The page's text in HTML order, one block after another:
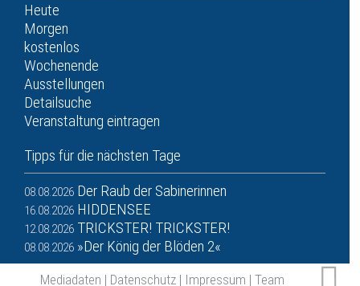
Heute
Morgen
kostenlos
Wochenende
Ausstellungen
Detailsuche
Veranstaltung eintragen
Tipps für die nächsten Tage
08.08.2026 Der Raub der Sabinerinnen
16.08.2026 HIDDENSEE
12.08.2026 TRICKSTER! TRICKSTER!
08.08.2026 »Der König der Blöden 2«
Mediadaten | Datenschutz | Impressum | Team